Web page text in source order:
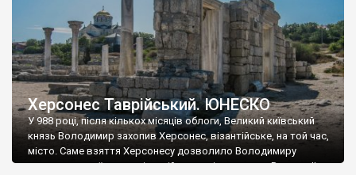
Херсонес Таврійський. ЮНЕСКО
У 988 році, після кількох місяців облоги, Великий київський
князь Володимир захопив Херсонес, візантійське, на той час,
місто. Саме взяття Херсонесу дозволило Володимиру
диктувати свої умови візантійському імператору Василю ІІ, та